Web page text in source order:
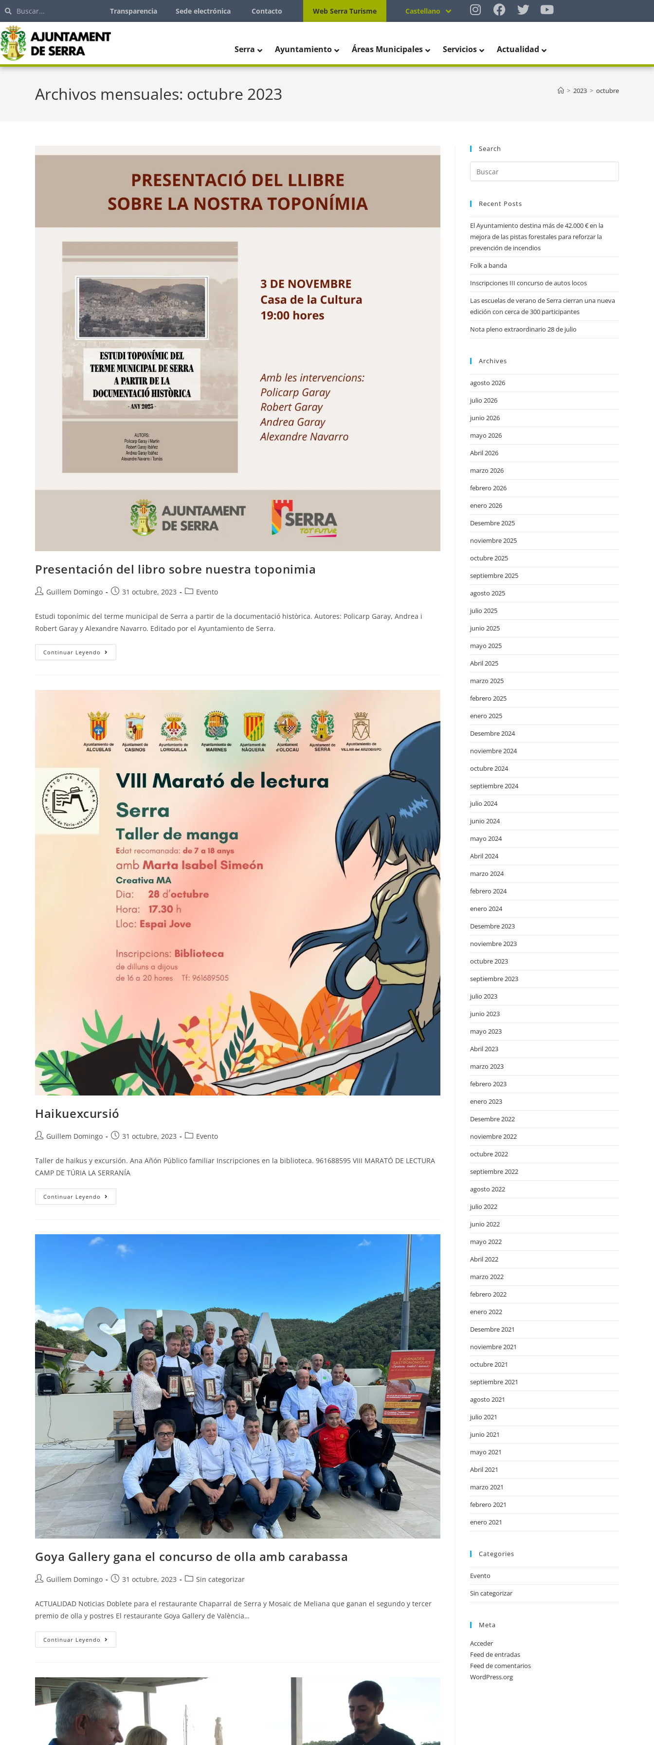
Transparencia Sede electrónica Contacto Web Serra Turisme Castellano
Serra Ayuntamiento Áreas Municipales Servicios Actualidad
Archivos mensuales: octubre 2023 > 2023 > octubre
Presentación del libro sobre nuestra toponimia
Guillem Domingo 31 octubre, 2023 Evento
Estudi toponímic del terme municipal de Serra a partir de la documentació històrica. Autores: Policarp Garay, Andrea i
Robert Garay y Alexandre Navarro. Editado por el Ayuntamiento de Serra.
Continuar Leyendo
Haikuexcursió
Guillem Domingo 31 octubre, 2023 Evento
Taller de haikus y excursión. Ana Añón Público familiar Inscripciones en la biblioteca. 961688595 VIII MARATÓ DE LECTURA
CAMP DE TÚRIA LA SERRANÍA
Continuar Leyendo
Goya Gallery gana el concurso de olla amb carabassa
Guillem Domingo 31 octubre, 2023 Sin categorizar
ACTUALIDAD Noticias Doblete para el restaurante Chaparral de Serra y Mosaic de Meliana que ganan el segundo y tercer
premio de olla y postres El restaurante Goya Gallery de València…
Continuar Leyendo
Search
Recent Posts
El Ayuntamiento destina más de 42.000 € en la
mejora de las pistas forestales para reforzar la
prevención de incendios
Folk a banda
Inscripciones III concurso de autos locos
Las escuelas de verano de Serra cierran una nueva
edición con cerca de 300 participantes
Nota pleno extraordinario 28 de julio
Archives
agosto 2026
julio 2026
junio 2026
mayo 2026
Abril 2026
marzo 2026
febrero 2026
enero 2026
Desembre 2025
noviembre 2025
octubre 2025
septiembre 2025
agosto 2025
julio 2025
junio 2025
mayo 2025
Abril 2025
marzo 2025
febrero 2025
enero 2025
Desembre 2024
noviembre 2024
octubre 2024
septiembre 2024
julio 2024
junio 2024
mayo 2024
Abril 2024
marzo 2024
febrero 2024
enero 2024
Desembre 2023
noviembre 2023
octubre 2023
septiembre 2023
julio 2023
junio 2023
mayo 2023
Abril 2023
marzo 2023
febrero 2023
enero 2023
Desembre 2022
noviembre 2022
octubre 2022
septiembre 2022
agosto 2022
julio 2022
junio 2022
mayo 2022
Abril 2022
marzo 2022
febrero 2022
enero 2022
Desembre 2021
noviembre 2021
octubre 2021
septiembre 2021
agosto 2021
julio 2021
junio 2021
mayo 2021
Abril 2021
marzo 2021
febrero 2021
enero 2021
Categories
Evento
Sin categorizar
Meta
Acceder
Feed de entradas
Feed de comentarios
WordPress.org